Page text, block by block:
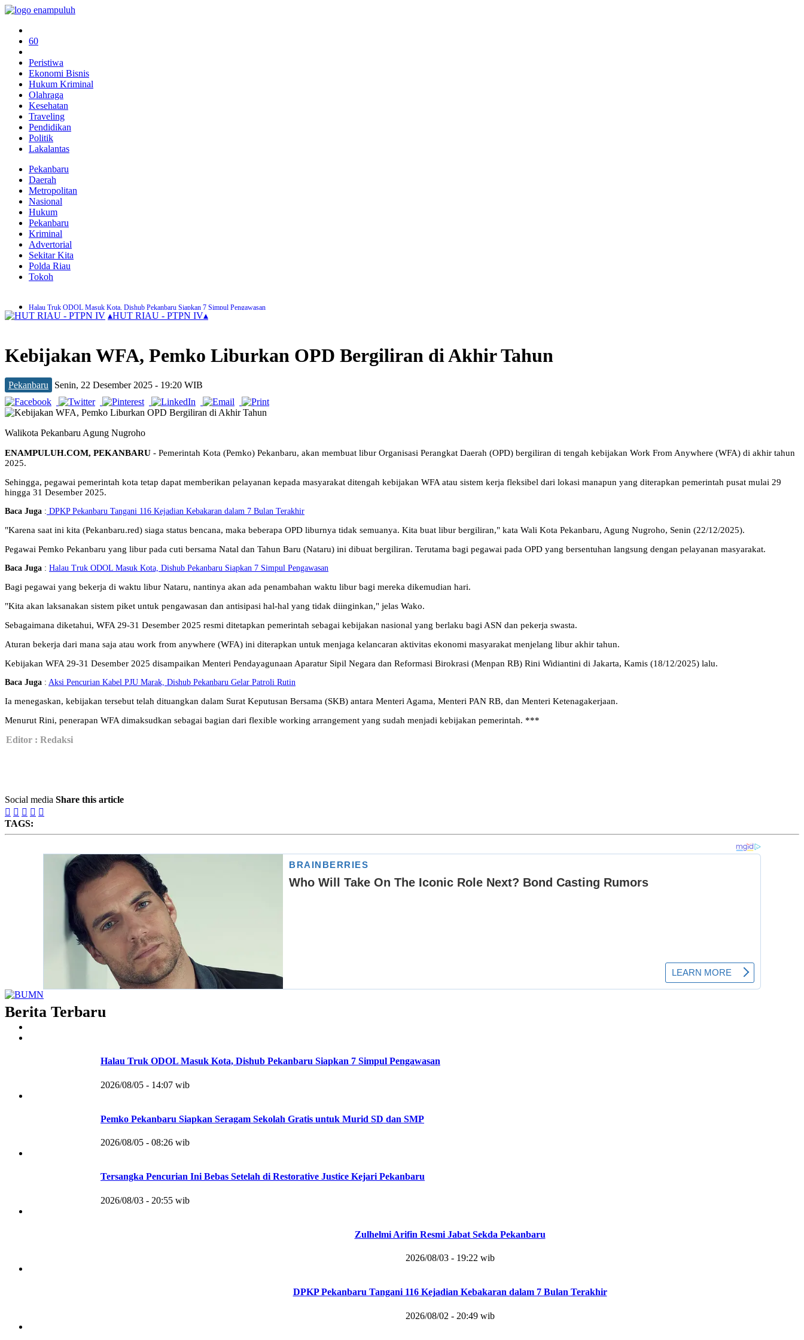
60
Peristiwa
Ekonomi Bisnis
Hukum Kriminal
Olahraga
Kesehatan
Traveling
Pendidikan
Politik
Lakalantas
Pekanbaru
Daerah
Metropolitan
Nasional
Hukum
Pekanbaru
Kriminal
Advertorial
Sekitar Kita
Polda Riau
Tokoh
Halau Truk ODOL Masuk Kota, Dishub Pekanbaru Siapkan 7 Simpul Pengawasan
Pemko Pekanbaru Siapkan Seragam Sekolah Gratis untuk Murid SD dan SMP
DPKP Pekanbaru Tangani 116 Kejadian Kebakaran dalam 7 Bulan Terakhir
Antisipasi Banjir, Pekanbaru Alokasikan Anggaran Perbaikan Drainase Rp100 Miliar
Aksi Pencurian Kabel PJU Marak, Dishub Pekanbaru Gelar Patroli Rutin
PWI Pekanbaru dan KPU Teken MoU, Perkuat Tugas dan Fungsi Kelembagaan
Motor Wanita di Pekanbaru Dibawa Kabur Pelaku Begal Bersenjata Tajam
▴HUT RIAU - PTPN IV▴
Kebijakan WFA, Pemko Liburkan OPD Bergiliran di Akhir Tahun
Pekanbaru Senin, 22 Desember 2025 - 19:20 WIB
Walikota Pekanbaru Agung Nugroho
ENAMPULUH.COM, PEKANBARU - Pemerintah Kota (Pemko) Pekanbaru, akan membuat libur Organisasi Perangkat Daerah (OPD) bergiliran di tengah kebijakan Work From Anywhere (WFA) di akhir tahun
2025.
Sehingga, pegawai pemerintah kota tetap dapat memberikan pelayanan kepada masyarakat ditengah kebijakan WFA atau sistem kerja fleksibel dari lokasi manapun yang diterapkan pemerintah pusat mulai 29
hingga 31 Desember 2025.
Baca Juga : DPKP Pekanbaru Tangani 116 Kejadian Kebakaran dalam 7 Bulan Terakhir
"Karena saat ini kita (Pekanbaru.red) siaga status bencana, maka beberapa OPD liburnya tidak semuanya. Kita buat libur bergiliran," kata Wali Kota Pekanbaru, Agung Nugroho, Senin (22/12/2025).
Pegawai Pemko Pekanbaru yang libur pada cuti bersama Natal dan Tahun Baru (Nataru) ini dibuat bergiliran. Terutama bagi pegawai pada OPD yang bersentuhan langsung dengan pelayanan masyarakat.
Baca Juga : Halau Truk ODOL Masuk Kota, Dishub Pekanbaru Siapkan 7 Simpul Pengawasan
Bagi pegawai yang bekerja di waktu libur Nataru, nantinya akan ada penambahan waktu libur bagi mereka dikemudian hari.
"Kita akan laksanakan sistem piket untuk pengawasan dan antisipasi hal-hal yang tidak diinginkan," jelas Wako.
Sebagaimana diketahui, WFA 29-31 Desember 2025 resmi ditetapkan pemerintah sebagai kebijakan nasional yang berlaku bagi ASN dan pekerja swasta.
Aturan bekerja dari mana saja atau work from anywhere (WFA) ini diterapkan untuk menjaga kelancaran aktivitas ekonomi masyarakat menjelang libur akhir tahun.
Kebijakan WFA 29-31 Desember 2025 disampaikan Menteri Pendayagunaan Aparatur Sipil Negara dan Reformasi Birokrasi (Menpan RB) Rini Widiantini di Jakarta, Kamis (18/12/2025) lalu.
Baca Juga : Aksi Pencurian Kabel PJU Marak, Dishub Pekanbaru Gelar Patroli Rutin
Ia menegaskan, kebijakan tersebut telah dituangkan dalam Surat Keputusan Bersama (SKB) antara Menteri Agama, Menteri PAN RB, dan Menteri Ketenagakerjaan.
Menurut Rini, penerapan WFA dimaksudkan sebagai bagian dari flexible working arrangement yang sudah menjadi kebijakan pemerintah. ***
Editor : Redaksi
Social media Share this article
    
TAGS:
Berita Terbaru
Halau Truk ODOL Masuk Kota, Dishub Pekanbaru Siapkan 7 Simpul Pengawasan
2026/08/05 - 14:07 wib
Pemko Pekanbaru Siapkan Seragam Sekolah Gratis untuk Murid SD dan SMP
2026/08/05 - 08:26 wib
Tersangka Pencurian Ini Bebas Setelah di Restorative Justice Kejari Pekanbaru
2026/08/03 - 20:55 wib
Zulhelmi Arifin Resmi Jabat Sekda Pekanbaru
2026/08/03 - 19:22 wib
DPKP Pekanbaru Tangani 116 Kejadian Kebakaran dalam 7 Bulan Terakhir
2026/08/02 - 20:49 wib